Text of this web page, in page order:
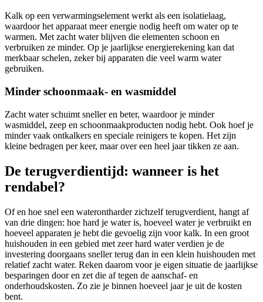
Kalk op een verwarmingselement werkt als een isolatielaag,
waardoor het apparaat meer energie nodig heeft om water op te
warmen. Met zacht water blijven die elementen schoon en
verbruiken ze minder. Op je jaarlijkse energierekening kan dat
merkbaar schelen, zeker bij apparaten die veel warm water
gebruiken.
Minder schoonmaak- en wasmiddel
Zacht water schuimt sneller en beter, waardoor je minder
wasmiddel, zeep en schoonmaakproducten nodig hebt. Ook hoef je
minder vaak ontkalkers en speciale reinigers te kopen. Het zijn
kleine bedragen per keer, maar over een heel jaar tikken ze aan.
De terugverdientijd: wanneer is het
rendabel?
Of en hoe snel een waterontharder zichzelf terugverdient, hangt af
van drie dingen: hoe hard je water is, hoeveel water je verbruikt en
hoeveel apparaten je hebt die gevoelig zijn voor kalk. In een groot
huishouden in een gebied met zeer hard water verdien je de
investering doorgaans sneller terug dan in een klein huishouden met
relatief zacht water. Reken daarom voor je eigen situatie de jaarlijkse
besparingen door en zet die af tegen de aanschaf- en
onderhoudskosten. Zo zie je binnen hoeveel jaar je uit de kosten
bent.